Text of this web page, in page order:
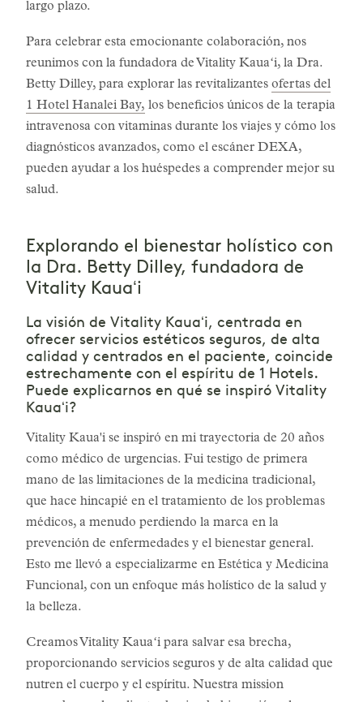
largo plazo.
Para celebrar esta emocionante colaboración, nos
reunimos con la fundadora de Vitality Kauaʻi, la Dra.
Betty Dilley, para explorar las revitalizantes ofertas del
1 Hotel Hanalei Bay, los beneficios únicos de la terapia
intravenosa con vitaminas durante los viajes y cómo los
diagnósticos avanzados, como el escáner DEXA,
pueden ayudar a los huéspedes a comprender mejor su
salud.
Explorando el bienestar holístico con
la Dra. Betty Dilley, fundadora de
Vitality Kauaʻi
La visión de Vitality Kauaʻi, centrada en
ofrecer servicios estéticos seguros, de alta
calidad y centrados en el paciente, coincide
estrechamente con el espíritu de 1 Hotels.
Puede explicarnos en qué se inspiró Vitality
Kauaʻi?
Vitality Kaua'i se inspiró en mi trayectoria de 20 años
como médico de urgencias. Fui testigo de primera
mano de las limitaciones de la medicina tradicional,
que hace hincapié en el tratamiento de los problemas
médicos, a menudo perdiendo la marca en la
prevención de enfermedades y el bienestar general.
Esto me llevó a especializarme en Estética y Medicina
Funcional, con un enfoque más holístico de la salud y
la belleza.
Creamos Vitality Kauaʻi para salvar esa brecha,
proporcionando servicios seguros y de alta calidad que
nutren el cuerpo y el espíritu. Nuestra mission